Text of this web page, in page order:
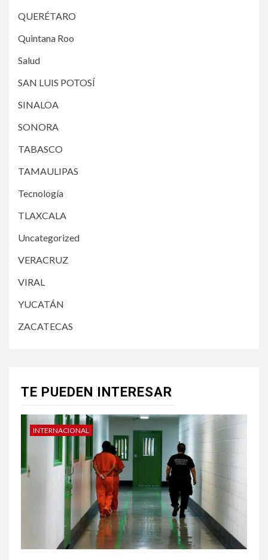
QUERÉTARO
Quintana Roo
Salud
SAN LUIS POTOSÍ
SINALOA
SONORA
TABASCO
TAMAULIPAS
Tecnología
TLAXCALA
Uncategorized
VERACRUZ
VIRAL
YUCATÁN
ZACATECAS
TE PUEDEN INTERESAR
INTERNACIONAL